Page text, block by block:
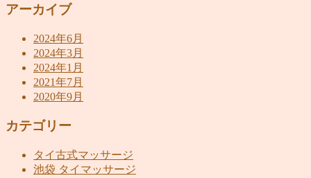
アーカイブ
2024年6月
2024年3月
2024年1月
2021年7月
2020年9月
カテゴリー
タイ古式マッサージ
池袋 タイマッサージ